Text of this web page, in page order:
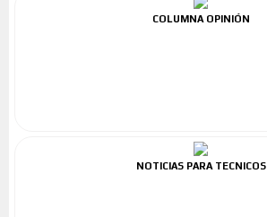
COLUMNA OPINIÓN
NOTICIAS PARA TECNICOS